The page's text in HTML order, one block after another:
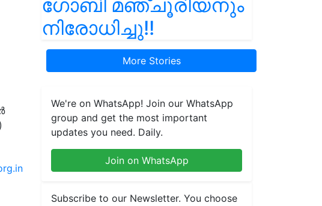
ഗോബി മഞ്ചൂരിയനും
നിരോധിച്ചു!!
More Stories
We're on WhatsApp! Join our WhatsApp
group and get the most important
updates you need. Daily.
Join on WhatsApp
Subscribe to our Newsletter. You choose